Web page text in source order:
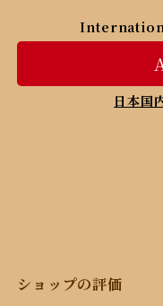
日本国
ショップの評価